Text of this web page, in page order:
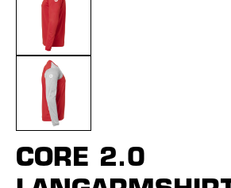
CORE 2.0